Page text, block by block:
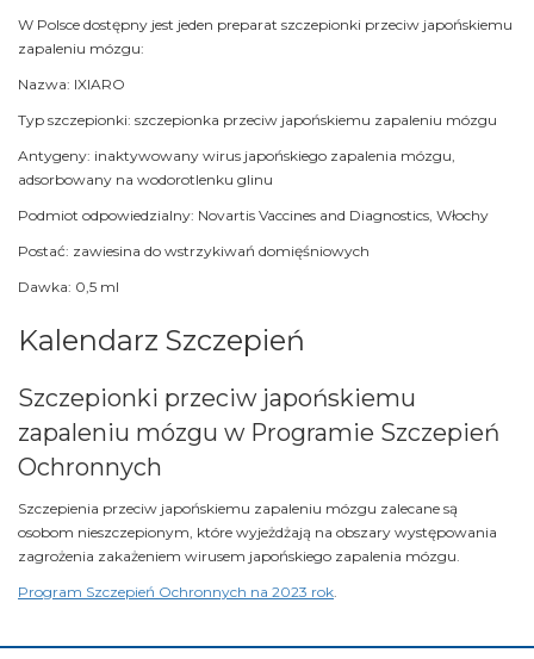
W Polsce dostępny jest jeden preparat szczepionki przeciw japońskiemu
zapaleniu mózgu:
Nazwa: IXIARO
Typ szczepionki: szczepionka przeciw japońskiemu zapaleniu mózgu
Antygeny: inaktywowany wirus japońskiego zapalenia mózgu,
adsorbowany na wodorotlenku glinu
Podmiot odpowiedzialny: Novartis Vaccines and Diagnostics, Włochy
Postać: zawiesina do wstrzykiwań domięśniowych
Dawka: 0,5 ml
Kalendarz Szczepień
Szczepionki przeciw japońskiemu
zapaleniu mózgu w Programie Szczepień
Ochronnych
Szczepienia przeciw japońskiemu zapaleniu mózgu zalecane są
osobom nieszczepionym, które wyjeżdżają na obszary występowania
zagrożenia zakażeniem wirusem japońskiego zapalenia mózgu.
Program Szczepień Ochronnych na 2023 rok.